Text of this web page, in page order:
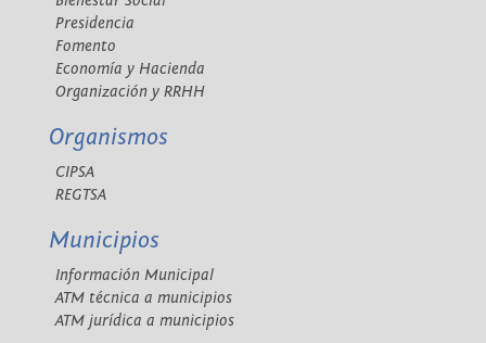
Presidencia
Fomento
Economía y Hacienda
Organización y RRHH
Organismos
CIPSA
REGTSA
Municipios
Información Municipal
ATM técnica a municipios
ATM jurídica a municipios